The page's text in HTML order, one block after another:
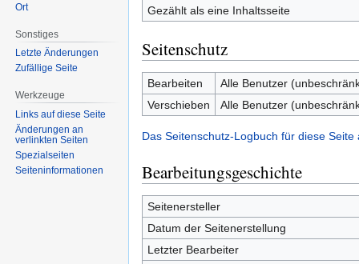
Gezählt als eine Inhaltsseite
Seitenschutz
Bearbeiten
Alle Benutzer
Verschieben
Alle Benutzer
Das Seitenschutz-Logbuch für diese Seite
Bearbeitungsgeschichte
Seitenersteller
Datum der Seitenerstellung
Letzter Bearbeiter
Ort
Sonstiges
Letzte Änderungen
Zufällige Seite
Werkzeuge
Links auf diese Seite
Änderungen an
verlinkten Seiten
Spezialseiten
Seiten­informationen